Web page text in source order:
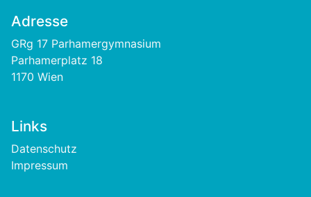
Adresse
GRg 17 Parhamergymnasium
Parhamerplatz 18
1170 Wien
Links
Footer
Datenschutz
Impressum